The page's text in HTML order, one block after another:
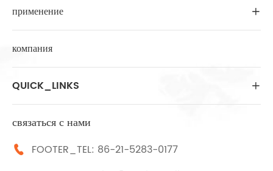
применение 
компания
QUICK_LINKS 
связаться с нами
 FOOTER_TEL: 86-21-5283-0177